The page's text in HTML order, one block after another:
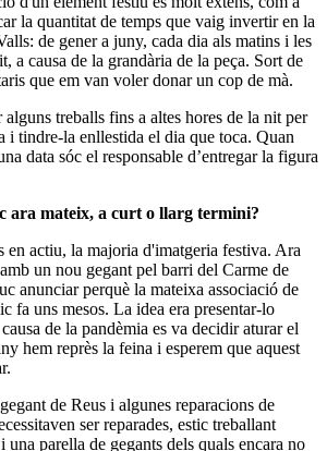
la quantitat de temps que vaig invertir en la
de gener a juny, cada dia als matins i les
a causa de la grandària de la peça. Sort de
que em van voler donar un cop de mà.
alguns treballs fins a altes hores de la nit per
i tindre-la enllestida el dia que toca. Quan
data sóc el responsable d’entregar la figura
ara mateix, a curt o llarg termini?
en actiu, la majoria d'imatgeria festiva. Ara
un nou gegant pel barri del Carme de
anunciar perquè la mateixa associació de
fa uns mesos. La idea era presentar-lo
de la pandèmia es va decidir aturar el
hem reprès la feina i esperem que aquest
de Reus i algunes reparacions de
ser reparades, estic treballant
una parella de gegants dels quals encara no